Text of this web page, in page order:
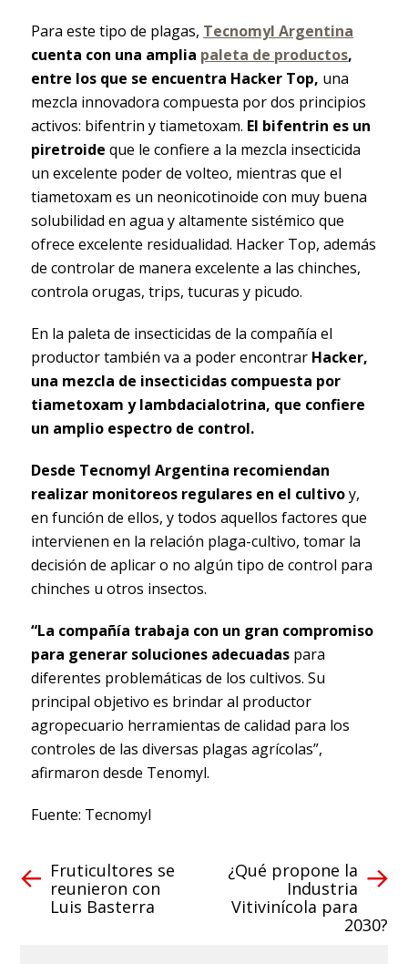
Para este tipo de plagas, Tecnomyl Argentina
cuenta con una amplia paleta de productos,
entre los que se encuentra Hacker Top, una
mezcla innovadora compuesta por dos principios
activos: bifentrin y tiametoxam. El bifentrin es un
piretroide que le confiere a la mezcla insecticida
un excelente poder de volteo, mientras que el
tiametoxam es un neonicotinoide con muy buena
solubilidad en agua y altamente sistémico que
ofrece excelente residualidad. Hacker Top, además
de controlar de manera excelente a las chinches,
controla orugas, trips, tucuras y picudo.
En la paleta de insecticidas de la compañía el
productor también va a poder encontrar Hacker,
una mezcla de insecticidas compuesta por
tiametoxam y lambdacialotrina, que confiere
un amplio espectro de control.
Desde Tecnomyl Argentina recomiendan
realizar monitoreos regulares en el cultivoy,
en función de ellos, y todos aquellos factores que
intervienen en la relación plaga-cultivo, tomar la
decisión de aplicar o no algún tipo de control para
chinches u otros insectos.
“La compañía trabaja con un gran compromiso
para generar soluciones adecuadaspara
diferentes problemáticas de los cultivos. Su
principal objetivo es brindar al productor
agropecuario herramientas de calidad para los
controles de las diversas plagas agrícolas”,
afirmaron desde Tenomyl.
Fuente: Tecnomyl
Fruticultores se
reunieron con
Luis Basterra
¿Qué propone la
Industria
Vitivinícola para
2030?